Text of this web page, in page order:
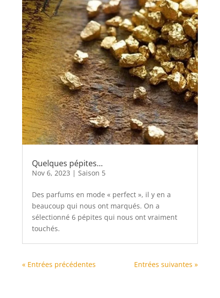
Quelques pépites…
Nov 6, 2023 | Saison 5
Des parfums en mode « perfect », il y en a
beaucoup qui nous ont marqués. On a
sélectionné 6 pépites qui nous ont vraiment
touchés.
« Entrées précédentes Entrées suivantes »